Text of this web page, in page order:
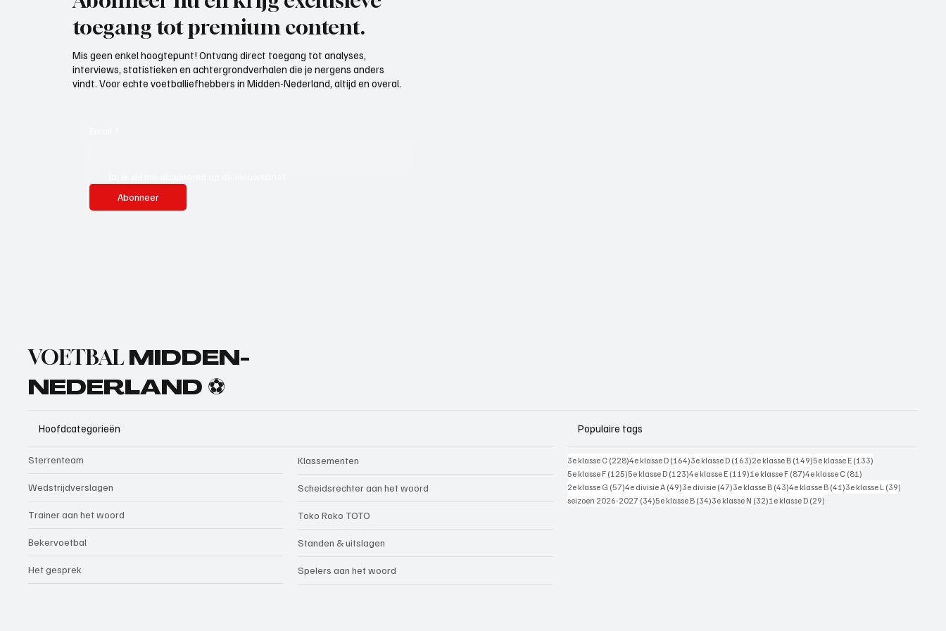
toegang tot premium content.
Mis geen enkel hoogtepunt! Ontvang direct toegang tot analyses,
interviews, statistieken en achtergrondverhalen die je nergens anders
vindt. Voor echte voetballiefhebbers in Midden-Nederland, altijd en overal.
Abonneer
VOETBAL MIDDEN-
NEDERLAND ⚽
Hoofdcategorieën
Sterrenteam
Wedstrijdverslagen
Trainer aan het woord
Bekervoetbal
Het gesprek
Klassementen
Scheidsrechter aan het woord
Toko Roko TOTO
Standen & uitslagen
Spelers aan het woord
Populaire tags
3e klasse C (228)228 posts
4e klasse D (164)164 posts
3e klasse D (163)163 posts
2e klasse B (149)149 posts
5e klasse E (133)
5e klasse F (125)125 posts
5e klasse D (123)123 posts
4e klasse E (119)119 posts
1e klasse F (87)87 posts
4e klasse C (81)
2e klasse G (57)57 posts
4e divisie A (49)49 posts
3e divisie (47)47 posts
3e klasse B (43)43 posts
4e klasse B (41)41 posts
3e klasse L (39)
seizoen 2026-2027 (34)34 posts
5e klasse B (34)34 posts
3e klasse N (32)32 posts
1e klasse D (29)